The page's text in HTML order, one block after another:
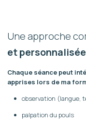
Une approche
et personnalisée
Chaque séance peut
apprises lors de ma
observation (langue,
palpation du pouls